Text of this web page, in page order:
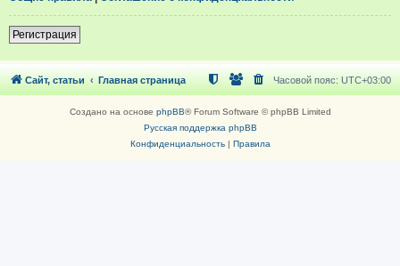
Регистрация
Сайт, статьи Главная страница Часовой пояс: UTC+03:00
Создано на основе phpBB® Forum Software © phpBB Limited
Русская поддержка phpBB
Конфиденциальность| Правила